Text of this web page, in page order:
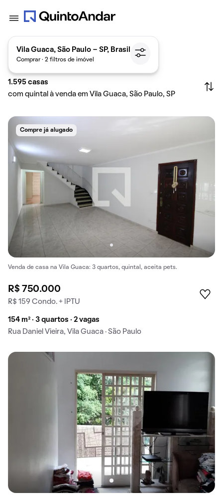
Vila Guaca, São Paulo - SP, Brasil
Comprar · 2 filtros de imóvel
1.595 casas
com quintal à venda em Vila Guaca, São Paulo, SP
Compre já alugado
Venda de casa na Vila Guaca: 3 quartos, quintal, aceita pets.
R$ 750.000
R$ 159 Condo. + IPTU
154 m² · 3 quartos · 2 vagas
Rua Daniel Vieira, Vila Guaca · São Paulo